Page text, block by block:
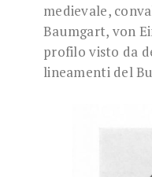
medievale,
Baumgart, von
profilo visto da
lineamenti del